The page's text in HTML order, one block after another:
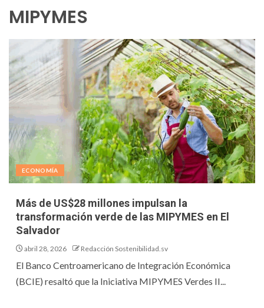
MIPYMES
ECONOMÍA
Más de US$28 millones impulsan la
transformación verde de las MIPYMES en El
Salvador
abril 28, 2026 Redacción Sostenibilidad.sv
El Banco Centroamericano de Integración Económica
(BCIE) resaltó que la Iniciativa MIPYMES Verdes II...